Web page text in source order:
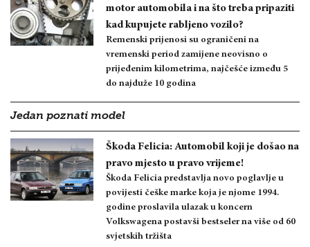
motor automobila i na što treba pripaziti
kad kupujete rabljeno vozilo?
Remenski prijenosi su ograničeni na
vremenski period zamijene neovisno o
prijeđenim kilometrima, najčešće između 5
do najduže 10 godina
Jedan poznati model
Škoda Felicia: Automobil koji je došao na
pravo mjesto u pravo vrijeme!
Škoda Felicia predstavlja novo poglavlje u
povijesti češke marke koja je njome 1994.
godine proslavila ulazak u koncern
Volkswagena postavši bestseler na više od 60
svjetskih tržišta